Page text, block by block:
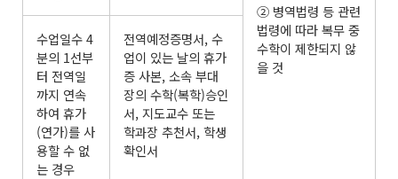
② 병역법령 등 관련
법령에 따라 복무 중
수학이 제한되지 않
을 것
수업일수 4
분의 1선부
터 전역일
까지 연속
하여 휴가
(연가)를 사
용할 수 없
는 경우
전역예정증명서, 수
업이 있는 날의 휴가
증 사본, 소속 부대
장의 수학(복학)승인
서, 지도교수 또는
학과장 추천서, 학생
확인서